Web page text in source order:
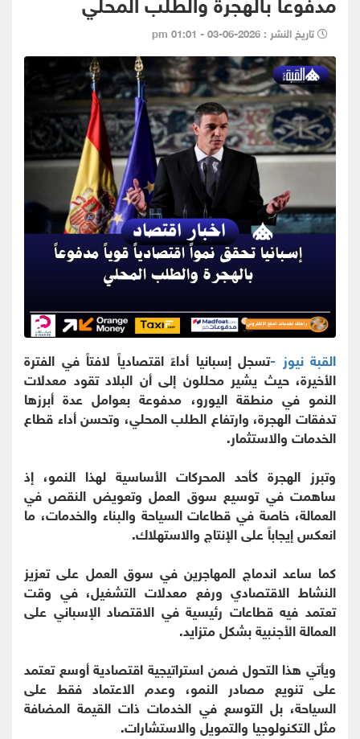
تاريخ النشر : 2026-06-03 - 01:01 pm
القبة نيوز -تسجل إسبانيا أداءً اقتصادياً لافتاً في الفترة
الأخيرة، حيث يشير محللون إلى أن البلاد تقود معدلات
النمو في منطقة اليورو، مدفوعة بعوامل عدة أبرزها
تدفقات الهجرة، وارتفاع الطلب المحلي، وتحسن أداء قطاع
الخدمات والاستثمار.
وتبرز الهجرة كأحد المحركات الأساسية لهذا النمو، إذ
ساهمت في توسيع سوق العمل وتعويض النقص في
العمالة، خاصة في قطاعات السياحة والبناء والخدمات، ما
انعكس إيجاباً على الإنتاج والاستهلاك.
كما ساعد اندماج المهاجرين في سوق العمل على تعزيز
النشاط الاقتصادي ورفع معدلات التشغيل، في وقت
تعتمد فيه قطاعات رئيسية في الاقتصاد الإسباني على
العمالة الأجنبية بشكل متزايد.
ويأتي هذا التحول ضمن استراتيجية اقتصادية أوسع تعتمد
على تنويع مصادر النمو، وعدم الاعتماد فقط على
السياحة، بل التوسع في الخدمات ذات القيمة المضافة
مثل التكنولوجيا والتمويل والاستشارات.